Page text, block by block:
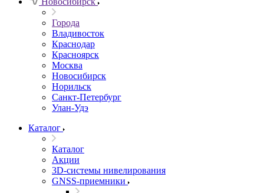
Города
Владивосток
Краснодар
Красноярск
Москва
Новосибирск
Норильск
Санкт-Петербург
Улан-Удэ
Каталог
Каталог
Акции
3D-системы нивелирования
GNSS-приемники